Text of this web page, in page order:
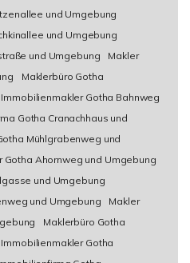
und Umgebung
und Umgebung
und Umgebung
Makler
Maklerbüro Gotha
Immobilienmakler Gotha Bahnweg
Gotha Cranachhaus und
Mühlgrabenweg und
Gotha Ahornweg und Umgebung
und Umgebung
und Umgebung
Makler
Maklerbüro Gotha
Immobilienmakler Gotha